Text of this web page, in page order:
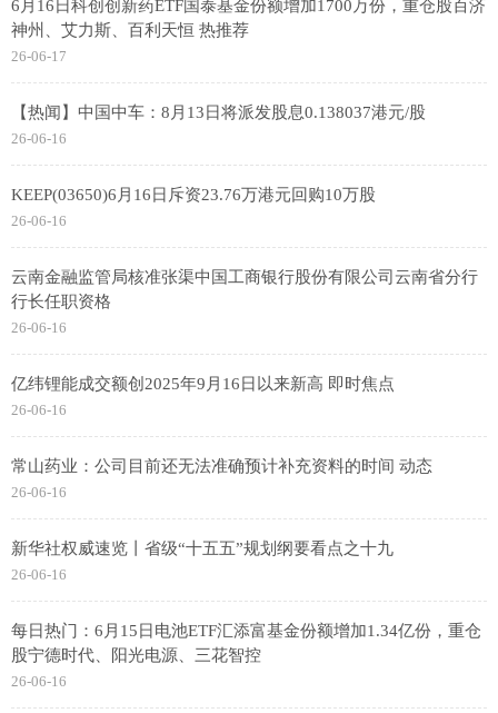
6月16日科创创新药ETF国泰基金份额增加1700万份，重仓股百济
神州、艾力斯、百利天恒 热推荐
26-06-17
【热闻】中国中车：8月13日将派发股息0.138037港元/股
26-06-16
KEEP(03650)6月16日斥资23.76万港元回购10万股
26-06-16
云南金融监管局核准张渠中国工商银行股份有限公司云南省分行
行长任职资格
26-06-16
亿纬锂能成交额创2025年9月16日以来新高 即时焦点
26-06-16
常山药业：公司目前还无法准确预计补充资料的时间 动态
26-06-16
新华社权威速览丨省级“十五五”规划纲要看点之十九
26-06-16
每日热门：6月15日电池ETF汇添富基金份额增加1.34亿份，重仓
股宁德时代、阳光电源、三花智控
26-06-16